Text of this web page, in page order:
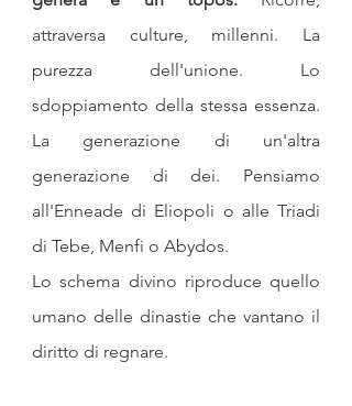
attraversa culture, millenni. La
purezza dell'unione. Lo
sdoppiamento della stessa essenza.
La generazione di un'altra
generazione di dei. Pensiamo
all'Enneade di Eliopoli o alle Triadi
di Tebe, Menfi o Abydos.
Lo schema divino riproduce quello
umano delle dinastie che vantano il
diritto di regnare.